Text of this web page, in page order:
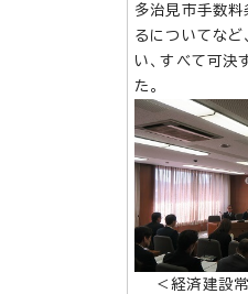
多治見市手数
るについてな
い、すべて可決
た。
＜経済建設